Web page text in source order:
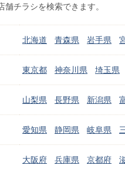
舗チラシを検索できます。
北海道 青森県 岩手県
東京都 神奈川県 埼玉県
山梨県 長野県 新潟県
愛知県 静岡県 岐阜県
大阪府 兵庫県 京都府